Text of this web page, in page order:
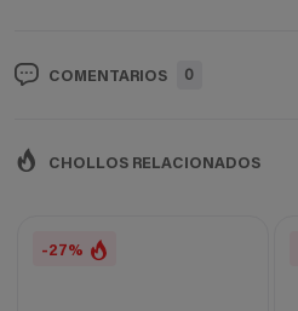
COMENTARIOS 0
CHOLLOS RELACIONADOS
-27%